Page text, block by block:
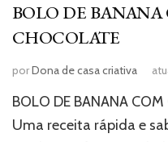
BOLO DE BANANA
CHOCOLATE
porDona de casa criativa
BOLO DE BANANA
Uma receita rápida e